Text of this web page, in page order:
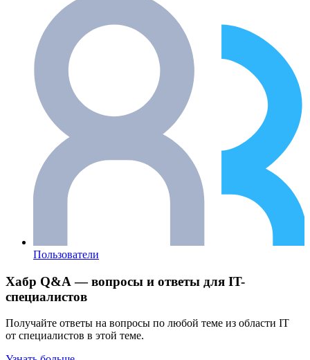
Пользователи
Хабр Q&A — вопросы и ответы для IT-
специалистов
Получайте ответы на вопросы по любой теме из области IT
от специалистов в этой теме.